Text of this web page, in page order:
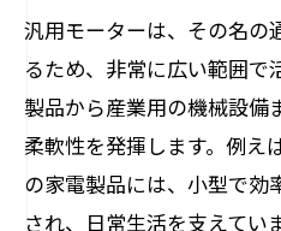
多様な用途に対応す
準
産業分野での汎
家庭用途における
モーター選定にお
汎用モーターは、その名の
るため、非常に広い範囲で
製品から産業用の機械設備
柔軟性を発揮します。例え
の家電製品には、小型で効
され、日常生活を支えてい